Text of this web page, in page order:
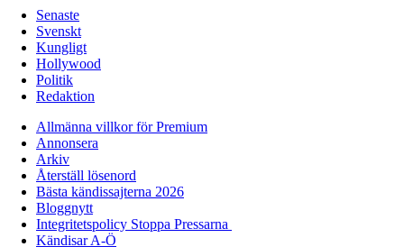
Senaste
Svenskt
Kungligt
Hollywood
Politik
Redaktion
Allmänna villkor för Premium
Annonsera
Arkiv
Återställ lösenord
Bästa kändissajterna 2026
Bloggnytt
Integritetspolicy Stoppa Pressarna
Kändisar A-Ö